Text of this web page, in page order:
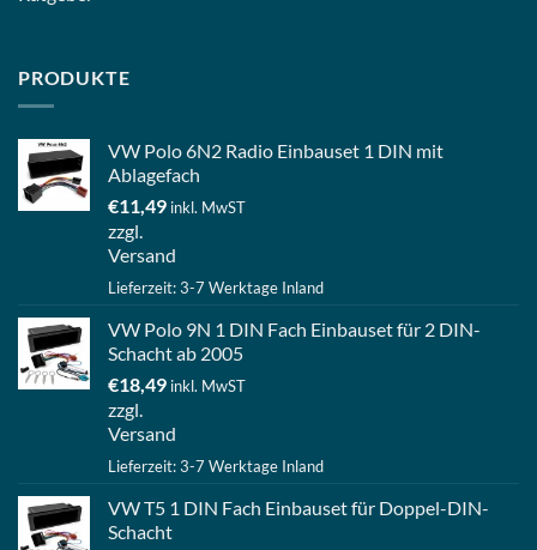
PRODUKTE
VW Polo 6N2 Radio Einbauset 1 DIN mit
Ablagefach
€11,49 inkl. MwST
zzgl.
Versand
Lieferzeit: 3-7 Werktage Inland
VW Polo 9N 1 DIN Fach Einbauset für 2 DIN-
Schacht ab 2005
€18,49 inkl. MwST
zzgl.
Versand
Lieferzeit: 3-7 Werktage Inland
VW T5 1 DIN Fach Einbauset für Doppel-DIN-
Schacht